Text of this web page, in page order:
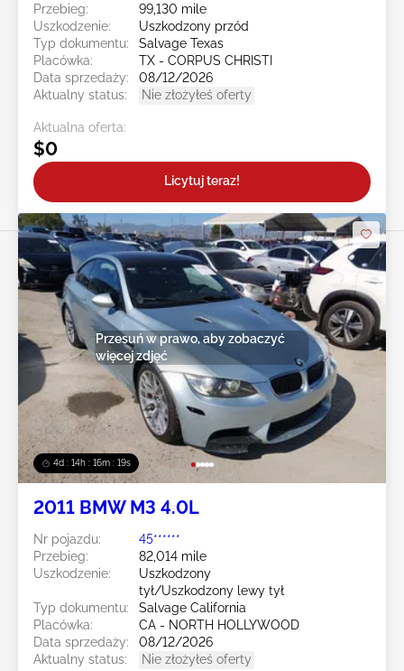
Przebieg:
99,130 mile
Uszkodzenie:
Uszkodzony przód
Typ dokumentu:
Salvage Texas
Placówka:
TX - CORPUS CHRISTI
Data sprzedaży:
08/12/2026
Aktualny status:
Nie złożyłeś oferty
Aktualna oferta:
$0
Licytuj teraz!
4d : 14h : 16m : 16s
Przesuń w prawo, aby zobaczyć
więcej zdjęć
2011 BMW M3 4.0L
Nr pojazdu:
45******
Przebieg:
82,014 mile
Uszkodzenie:
Uszkodzony
tył/Uszkodzony lewy tył
Typ dokumentu:
Salvage California
Placówka:
CA - NORTH HOLLYWOOD
Data sprzedaży:
08/12/2026
Aktualny status:
Nie złożyłeś oferty